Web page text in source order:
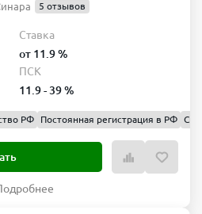
5 отзывов
Ставка
от 11.9 %
ПСК
11.9 - 39 %
РФ Постоянная регистрация в РФ